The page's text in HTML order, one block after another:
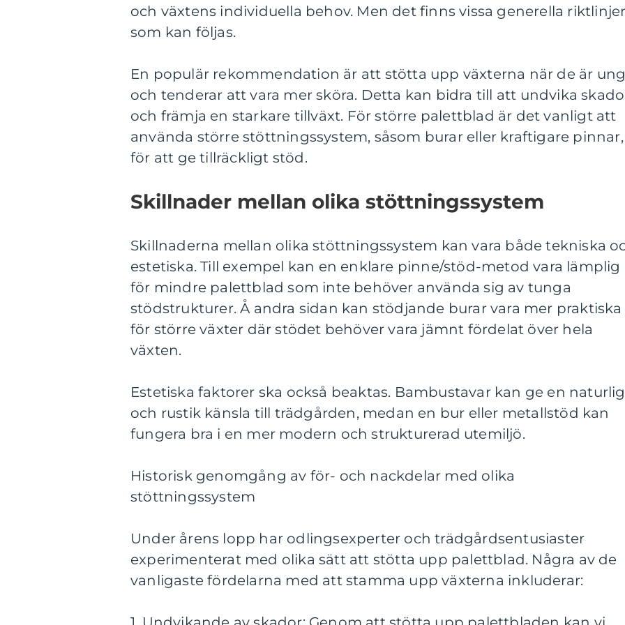
och växtens individuella behov. Men det finns vissa generella riktlinjer
som kan följas.
En populär rekommendation är att stötta upp växterna när de är
och tenderar att vara mer sköra. Detta kan bidra till att undvika
och främja en starkare tillväxt. För större palettblad är det vanligt att
använda större stöttningssystem, såsom burar eller kraftigare pinnar,
för att ge tillräckligt stöd.
Skillnader mellan olika stöttningssystem
Skillnaderna mellan olika stöttningssystem kan vara både tekniska
estetiska. Till exempel kan en enklare pinne/stöd-metod vara lämplig
för mindre palettblad som inte behöver använda sig av tunga
stödstrukturer. Å andra sidan kan stödjande burar vara mer praktiska
för större växter där stödet behöver vara jämnt fördelat över hela
växten.
Estetiska faktorer ska också beaktas. Bambustavar kan ge en naturlig
och rustik känsla till trädgården, medan en bur eller metallstöd kan
fungera bra i en mer modern och strukturerad utemiljö.
Historisk genomgång av för- och nackdelar med olika
stöttningssystem
Under årens lopp har odlingsexperter och trädgårdsentusiaster
experimenterat med olika sätt att stötta upp palettblad. Några av de
vanligaste fördelarna med att stamma upp växterna inkluderar: